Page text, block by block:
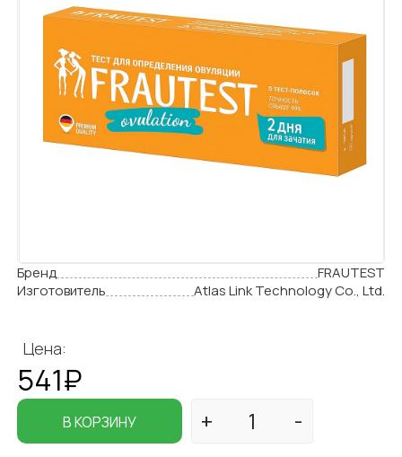
Бренд
FRAUTEST
Изготовитель
Atlas Link Technology Co., Ltd.
Цена:
541₽
В КОРЗИНУ